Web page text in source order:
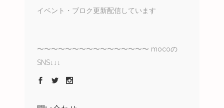
イベント・ブロク更新配信しています
〜〜〜〜〜〜〜〜〜〜〜〜〜〜〜〜 mocoの
SNS↓↓↓